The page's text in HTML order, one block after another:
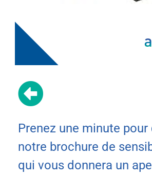
Prenez une minute
notre brochure de
qui vous donnera un